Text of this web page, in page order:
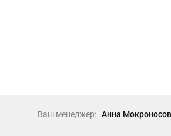
Ваш менеджер: Анна